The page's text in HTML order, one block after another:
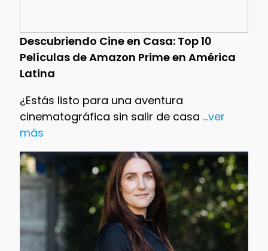
Descubriendo Cine en Casa: Top 10
Películas de Amazon Prime en América
Latina
¿Estás listo para una aventura
cinematográfica sin salir de casa ...ver
más